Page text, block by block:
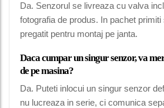
Da. Senzorul se livreaza cu valva
fotografia de produs. In pachet
pregatit pentru montaj pe janta.
Daca cumpar un singur senzor, va
de pe masina?
Da. Puteti inlocui un singur senzor
nu lucreaza in serie, ci comunica